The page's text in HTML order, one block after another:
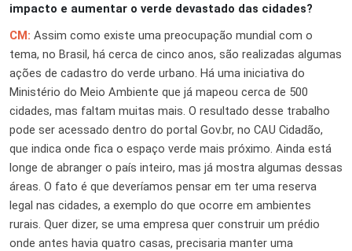
impacto e aumentar o verde devastado das cidades?
CM: Assim como existe uma preocupação mundial com o
tema, no Brasil, há cerca de cinco anos, são realizadas algumas
ações de cadastro do verde urbano. Há uma iniciativa do
Ministério do Meio Ambiente que já mapeou cerca de 500
cidades, mas faltam muitas mais. O resultado desse trabalho
pode ser acessado dentro do portal Gov.br, no CAU Cidadão,
que indica onde fica o espaço verde mais próximo. Ainda está
longe de abranger o país inteiro, mas já mostra algumas dessas
áreas. O fato é que deveríamos pensar em ter uma reserva
legal nas cidades, a exemplo do que ocorre em ambientes
rurais. Quer dizer, se uma empresa quer construir um prédio
onde antes havia quatro casas, precisaria manter uma